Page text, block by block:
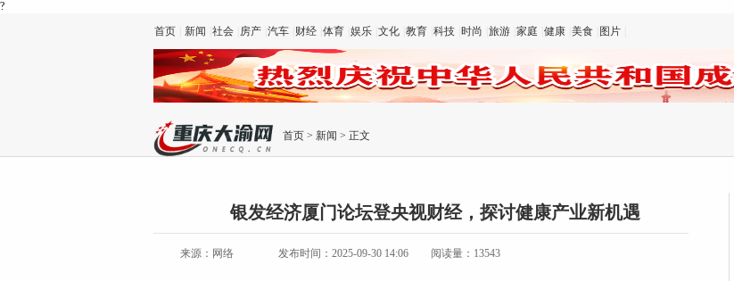
?
首页
新闻 社会 房产 汽车 财经 体育 娱乐 文化 教育 科技 时尚 旅游 家庭 健康 美食 图片
首页 > 新闻 > 正文
银发经济厦门论坛登央视财经，探讨健康产业新机遇
来源：网络 发布时间：2025-09-30 14:06 阅读量：13543